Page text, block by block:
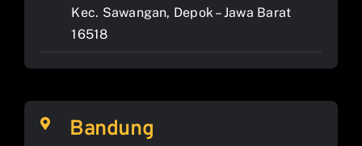
Kec. Sawangan, Depok – Jawa Barat
16518
Bandung